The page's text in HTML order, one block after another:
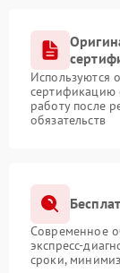
Используются
сертификацию
работу после
обязательств
Современное
экспресс-
сроки,